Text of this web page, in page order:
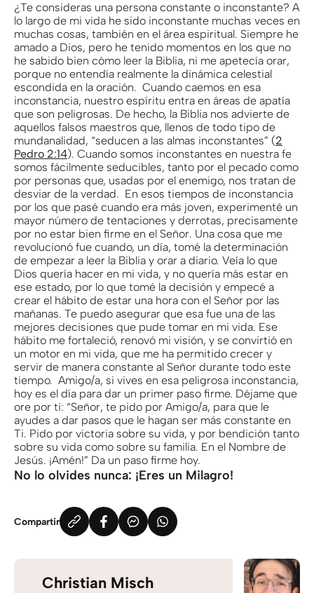
¿Te consideras una persona constante o inconstante? A
lo largo de mi vida he sido inconstante muchas veces en
muchas cosas, también en el área espiritual. Siempre he
amado a Dios, pero he tenido momentos en los que no
he sabido bien cómo leer la Biblia, ni me apetecía orar,
porque no entendía realmente la dinámica celestial
escondida en la oración. Cuando caemos en esa
inconstancia, nuestro espíritu entra en áreas de apatía
que son peligrosas. De hecho, la Biblia nos advierte de
aquellos falsos maestros que, llenos de todo tipo de
mundanalidad, “seducen a las almas inconstantes” (2
Pedro 2:14). Cuando somos inconstantes en nuestra fe
somos fácilmente seducibles, tanto por el pecado como
por personas que, usadas por el enemigo, nos tratan de
desviar de la verdad. En esos tiempos de inconstancia
por los que pasé cuando era más joven, experimenté un
mayor número de tentaciones y derrotas, precisamente
por no estar bien firme en el Señor. Una cosa que me
revolucionó fue cuando, un día, tomé la determinación
de empezar a leer la Biblia y orar a diario. Veía lo que
Dios quería hacer en mi vida, y no quería más estar en
ese estado, por lo que tomé la decisión y empecé a
crear el hábito de estar una hora con el Señor por las
mañanas. Te puedo asegurar que esa fue una de las
mejores decisiones que pude tomar en mi vida. Ese
hábito me fortaleció, renovó mi visión, y se convirtió en
un motor en mi vida, que me ha permitido crecer y
servir de manera constante al Señor durante todo este
tiempo. Amigo/a, si vives en esa peligrosa inconstancia,
hoy es el día para dar un primer paso firme. Déjame que
ore por ti: “Señor, te pido por Amigo/a, para que le
ayudes a dar pasos que le hagan ser más constante en
Ti. Pido por victoria sobre su vida, y por bendición tanto
sobre su vida como sobre su familia. En el Nombre de
Jesús. ¡Amén!” Da un paso firme hoy.
No lo olvides nunca: ¡Eres un Milagro!
Compartir
Christian Misch